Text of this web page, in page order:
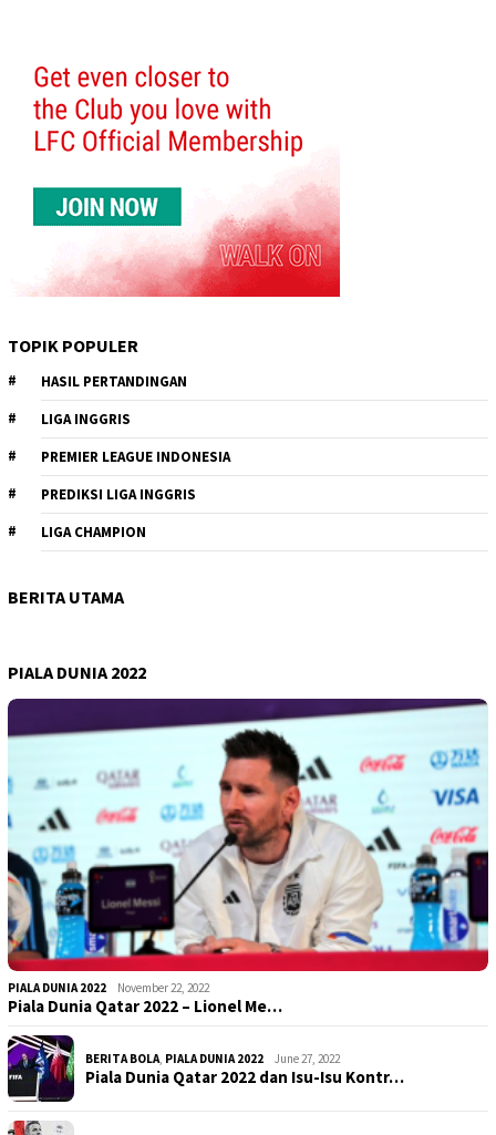
TOPIK POPULER
HASIL PERTANDINGAN
LIGA INGGRIS
PREMIER LEAGUE INDONESIA
PREDIKSI LIGA INGGRIS
LIGA CHAMPION
BERITA UTAMA
PIALA DUNIA 2022
PIALA DUNIA 2022 November 22, 2022
Piala Dunia Qatar 2022 – Lionel Me…
BERITA BOLA, PIALA DUNIA 2022 June 27, 2022
Piala Dunia Qatar 2022 dan Isu-Isu Kontr…